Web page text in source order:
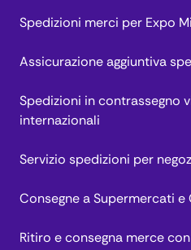
Spedizioni merci per Expo
Assicurazione aggiuntiva
Spedizioni in contrassegno
internazionali
Servizio spedizioni per
Consegne a Supermercati e
Ritiro e consegna merce